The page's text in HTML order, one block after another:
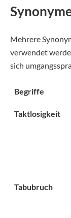
Mehrere
verwendet
sich
Begriffe
Taktlosigkeit
Tabubruch